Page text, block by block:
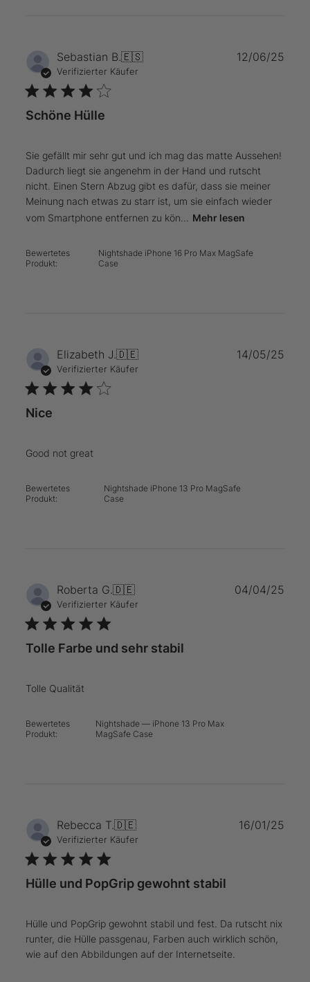
Sebastian B.🇪🇸
Verifizierter Käufer
Schöne Hülle
Sie gefällt mir sehr gut und ich mag das matte Aussehen!
Dadurch liegt sie angenehm in der Hand und rutscht
nicht. Einen Stern Abzug gibt es dafür, dass sie meiner
Meinung nach etwas zu starr ist, um sie einfach wieder
vom Smartphone entfernen zu kön...
Mehr lesen
Bewertetes
Produkt:
Nightshade iPhone 16 Pro Max MagSafe
Case
12/06/25
Elizabeth J.🇩🇪
Verifizierter Käufer
Nice
Good not great
Bewertetes
Produkt:
Nightshade iPhone 13 Pro MagSafe
Case
14/05/25
Roberta G.🇩🇪
Verifizierter Käufer
Tolle Farbe und sehr stabil
Tolle Qualität
Bewertetes
Produkt:
Nightshade — iPhone 13 Pro Max
MagSafe Case
04/04/25
Rebecca T.🇩🇪
Verifizierter Käufer
Hülle und PopGrip gewohnt stabil
Hülle und PopGrip gewohnt stabil und fest. Da rutscht nix
runter, die Hülle passgenau, Farben auch wirklich schön,
wie auf den Abbildungen auf der Internetseite.
16/01/25